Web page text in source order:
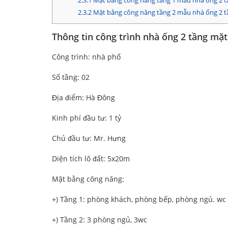
2.3.2Mặt bằng công năng tầng 2 mẫu nhà ống 2
Thông tin công trình nhà ống 2 tầng
Công trình: nhà phố
Số tầng: 02
Địa điểm: Hà Đông
Kinh phí đầu tư: 1 tỷ
Chủ đầu tư: Mr. Hưng
Diện tích lô đất: 5x20m
Mặt bằng công năng:
+) Tầng 1: phòng khách, phòng bếp, phòng ngủ. wc
+) Tầng 2: 3 phòng ngủ, 3wc